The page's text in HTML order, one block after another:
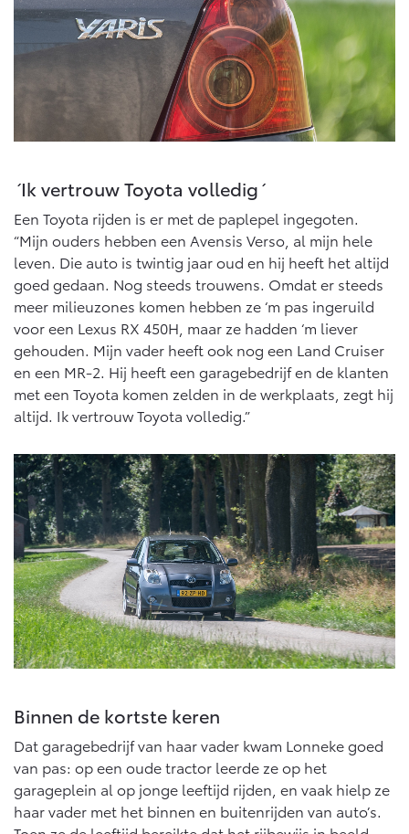
Vanaf € 46.301,- Vanaf € 56.570,-
Land Cruiser (excl. BTW)
Vanaf € 89.986,-
´Ik vertrouw Toyota volledig´
Een Toyota rijden is er met de paplepel ingegoten.
“Mijn ouders hebben een Avensis Verso, al mijn hele
leven. Die auto is twintig jaar oud en hij heeft het altijd
goed gedaan. Nog steeds trouwens. Omdat er steeds
meer milieuzones komen hebben ze ‘m pas ingeruild
voor een Lexus RX 450H, maar ze hadden ‘m liever
gehouden. Mijn vader heeft ook nog een Land Cruiser
en een MR-2. Hij heeft een garagebedrijf en de klanten
met een Toyota komen zelden in de werkplaats, zegt hij
altijd. Ik vertrouw Toyota volledig.”
Binnen de kortste keren
Dat garagebedrijf van haar vader kwam Lonneke goed
van pas: op een oude tractor leerde ze op het
garageplein al op jonge leeftijd rijden, en vaak hielp ze
haar vader met het binnen en buitenrijden van auto’s.